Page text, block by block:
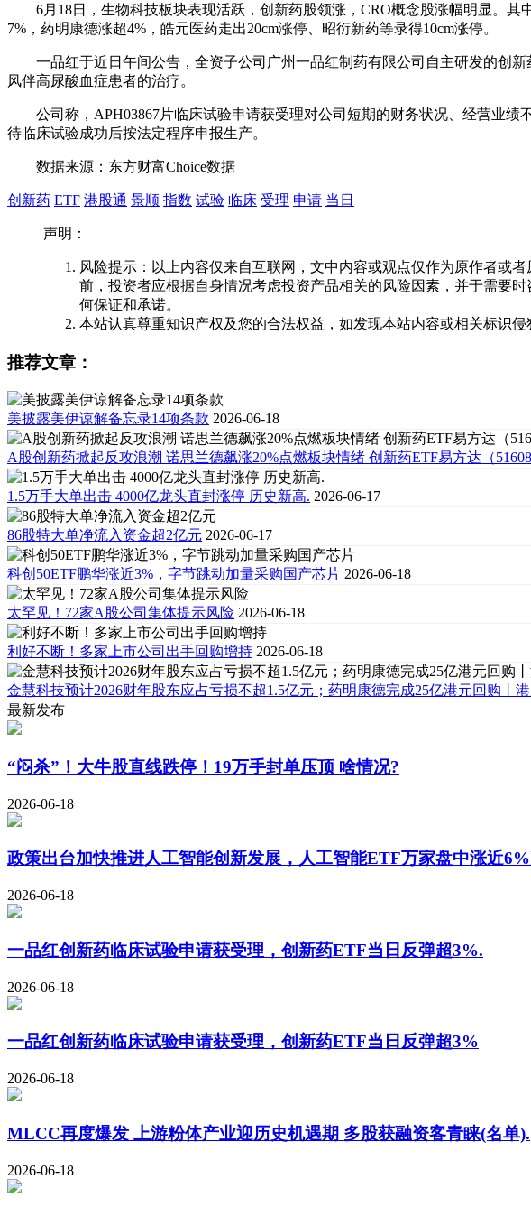
6月18日，生物科技板块表现活跃，创新药股领涨，CRO概念股涨幅明显。其
7%，药明康德涨超4%，皓元医药走出20cm涨停、昭衍新药等录得10cm涨停。
一品红于近日午间公告，全资子公司广州一品红制药有限公司自主研发的创新
风伴高尿酸血症患者的治疗。
公司称，APH03867片临床试验申请获受理对公司短期的财务状况、经营业绩
待临床试验成功后按法定程序申报生产。
数据来源：东方财富Choice数据
创新药 ETF 港股通 景顺 指数 试验 临床 受理 申请 当日
声明：
风险提示：以上内容仅来自互联网，文中内容或观点仅作为原作者或
前，投资者应根据自身情况考虑投资产品相关的风险因素，并于需要
何保证和承诺。
本站认真尊重知识产权及您的合法权益，如发现本站内容或相关标识侵
推荐文章：
美披露美伊谅解备忘录14项条款 2026-06-18
A股创新药掀起反攻浪潮 诺思兰德飙涨20%点燃板块情绪 创新药ETF易方达（
1.5万手大单出击 4000亿龙头直封涨停 历史新高. 2026-06-17
86股特大单净流入资金超2亿元 2026-06-17
科创50ETF鹏华涨近3%，字节跳动加量采购国产芯片 2026-06-18
太罕见！72家A股公司集体提示风险 2026-06-18
利好不断！多家上市公司出手回购增持 2026-06-18
金慧科技预计2026财年股东应占亏损不超1.5亿元；药明康德完成25亿港元回购丨
最新发布
“闷杀”！大牛股直线跌停！19万手封单压顶 啥情况?
2026-06-18
政策出台加快推进人工智能创新发展，人工智能ETF万家盘中涨近
2026-06-18
一品红创新药临床试验申请获受理，创新药ETF当日反弹超3%.
2026-06-18
一品红创新药临床试验申请获受理，创新药ETF当日反弹超3%
2026-06-18
MLCC再度爆发 上游粉体产业迎历史机遇期 多股获融资客青睐(名单).
2026-06-18